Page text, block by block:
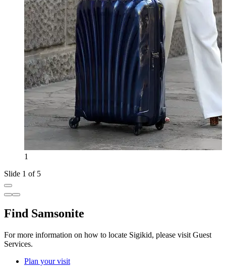
1
Slide 1 of 5
Find Samsonite
For more information on how to locate Sigikid, please visit Guest
Services.
Plan your visit